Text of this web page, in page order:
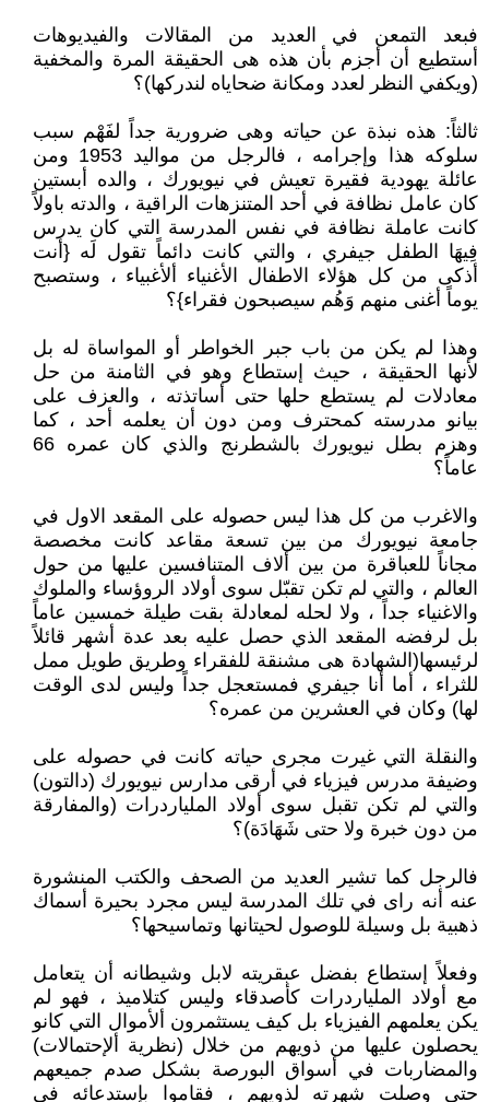
فبعد التمعن في العديد من المقالات والفيديوهات
أستطيع أن أجزم بأن هذه هى الحقيقة المرة والمخفية
(ويكفي النظر لعدد ومكانة ضحاياه لندركها)؟
ثالثاً: هذه نبذة عن حياته وهى ضرورية جداً لفَهْم سبب
سلوكه هذا وإجرامه ، فالرجل من مواليد 1953 ومن
عائلة يهودية فقيرة تعيش في نيويورك ، والده أبستين
كان عامل نظافة في أحد المتنزهات الراقية ، والدته باولاً
كانت عاملة نظافة في نفس المدرسة التي كان يدرس
فِيهَا الطفل جيفري ، والتي كانت دائماً تقول لَه {أنت
أذكى من كل هؤلاء الاطفال الأغنياء ألأغبياء ، وستصبح
يوماً أغنى منهم وَهُم سيصبحون فقراء}؟
وهذا لم يكن من باب جبر الخواطر أو المواساة له بل
لأنها الحقيقة ، حيث إستطاع وهو في الثامنة من حل
معادلات لم يستطع حلها حتى أساتذته ، والعزف على
بيانو مدرسته كمحترف ومن دون أن يعلمه أحد ، كما
وهزم بطل نيويورك بالشطرنج والذي كان عمره 66
عاماً؟
والاغرب من كل هذا ليس حصوله على المقعد الاول في
جامعة نيويورك من بين تسعة مقاعد كانت مخصصة
مجاناً للعباقرة من بين ألاف المتنافسين عليها من حول
العالم ، والتي لم تكن تقبّل سوى أولاد الروؤساء والملوك
والاغنياء جداً ، ولا لحله لمعادلة بقت طيلة خمسين عاماً
بل لرفضه المقعد الذي حصل عليه بعد عدة أشهر قائلاً
لرئيسها(الشهادة هى مشنقة للفقراء وطريق طويل ممل
للثراء ، أما أنا جيفري فمستعجل جداً وليس لدى الوقت
لها) وكان في العشرين من عمره؟
والنقلة التي غيرت مجرى حياته كانت في حصوله على
وضيفة مدرس فيزياء في أرقى مدارس نيويورك (دالتون)
والتي لم تكن تقبل سوى أولاد الملياردرات (والمفارقة
من دون خبرة ولا حتى شَهَادَة)؟
فالرجل كما تشير العديد من الصحف والكتب المنشورة
عنه أنه راى في تلك المدرسة ليس مجرد بحيرة أسماك
ذهبية بل وسيلة للوصول لحيتانها وتماسيحها؟
وفعلاً إستطاع بفضل عبقريته لابل وشيطانه أن يتعامل
مع أولاد الملياردرات كأصدقاء وليس كتلاميذ ، فهو لم
يكن يعلمهم الفيزياء بل كيف يستثمرون ألأموال التي كانو
يحصلون عليها من ذويهم من خلال (نظرية ألإحتمالات)
والمضاربات في أسواق البورصة بشكل صدم جميعهم
حتى وصلت شهرته لذويهم ، فقاموا بإستدعائه في